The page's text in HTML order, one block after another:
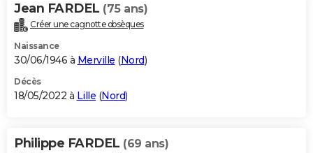
Jean FARDEL (75 ans)
Créer une cagnotte obsèques
Naissance
30/06/1946 à Merville (Nord)
Décès
18/05/2022 à Lille (Nord)
Philippe FARDEL (69 ans)